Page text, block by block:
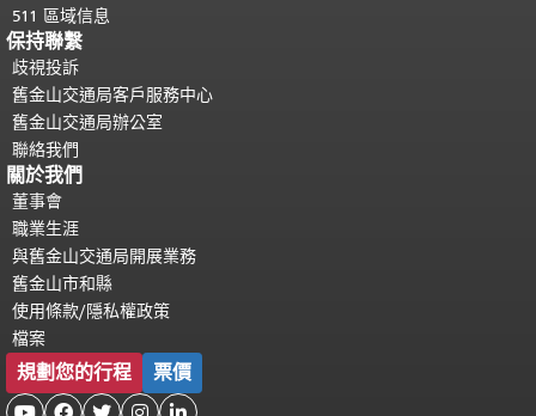
511 區域信息
保持聯繫
歧視投訴
舊金山交通局客戶服務中心
舊金山交通局辦公室
聯絡我們
關於我們
董事會
職業生涯
與舊金山交通局開展業務
舊金山市和縣
使用條款/隱私權政策
檔案
規劃您的行程 票價